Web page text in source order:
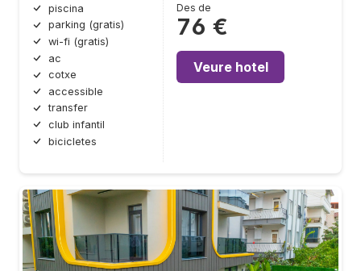
piscina
parking (gratis)
wi-fi (gratis)
ac
cotxe
accessible
transfer
club infantil
bicicletes
Des de
76 €
Veure hotel